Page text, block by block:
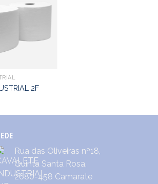
2F
Rua das Oliveiras nº18,
Quinta Santa Rosa,
2680-458 Camarate